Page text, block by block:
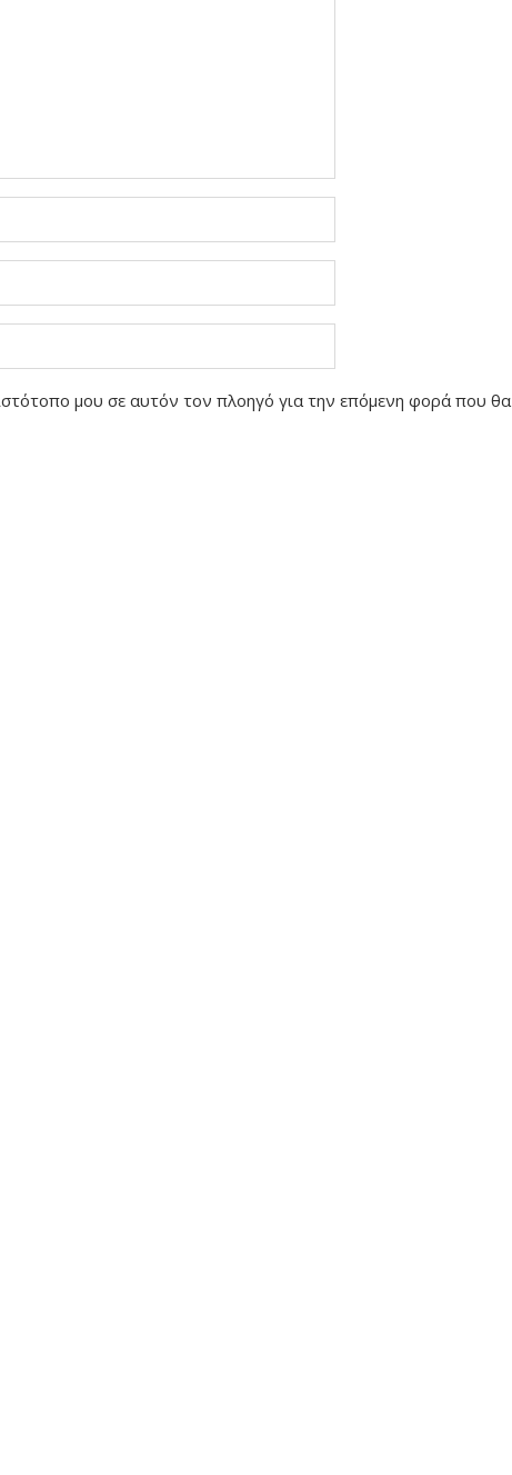
μου σε αυτόν τον πλοηγό για την επόμενη φορά που θα